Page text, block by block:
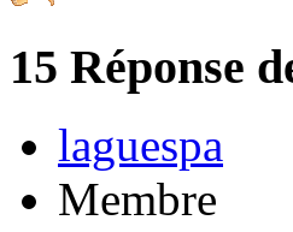
15 Réponse
laguespa
Membre